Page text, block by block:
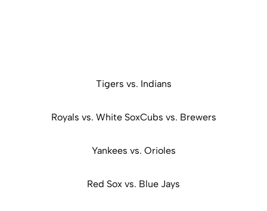
Tigers vs. Indians
Royals vs. White SoxCubs vs. Brewers
Yankees vs. Orioles
Red Sox vs. Blue Jays